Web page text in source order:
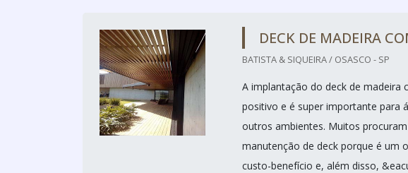
DECK DE MADEIRA
BATISTA & SIQUEIRA / OSASCO - SP
A implantação do deck de madeira
positivo e é super importante para
outros ambientes. Muitos
manutenção de deck porque é um
custo-benefício e, além disso,